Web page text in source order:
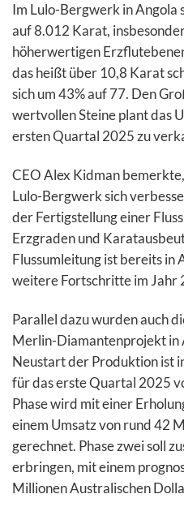
Im Lulo-Bergwerk in Angola
auf 8.012 Karat,
höherwertigen
das heißt über 10,8 Karat
sich um 43% auf 77. Den
wertvollen Steine plant das
ersten Quartal 2025 zu
CEO Alex Kidman
Lulo-Bergwerk sich
der Fertigstellung einer
Erzgraden und
Flussumleitung ist bereits in
weitere Fortschritte im Jahr
Parallel dazu wurden auch
Merlin-Diamantenprojekt
Neustart der Produktion ist
für das erste Quartal 2025
Phase wird mit einer
einem Umsatz von rund 42
gerechnet. Phase zwei soll
erbringen, mit einem
Millionen Australischen